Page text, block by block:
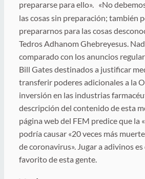
prepararse para ello». «No
las cosas sin preparación; también
prepararnos para las cosas
Tedros Adhanom Ghebreyesus.
comparado con los anuncios
Bill Gates destinados a justificar
transferir poderes adicionales a la
inversión en las industrias
descripción del contenido de esta
página web del FEM predice que la
podría causar «20 veces más
de coronavirus». Jugar a adivinos
favorito de esta gente.